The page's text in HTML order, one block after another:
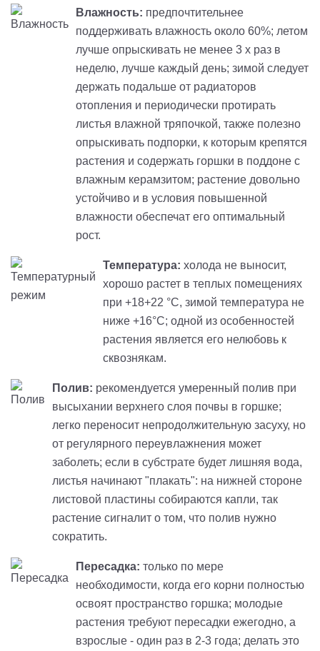
Влажность: предпочтительнее
поддерживать влажность около 60%; летом
лучше опрыскивать не менее 3 х раз в
неделю, лучше каждый день; зимой следует
держать подальше от радиаторов
отопления и периодически протирать
листья влажной тряпочкой, также полезно
опрыскивать подпорки, к которым крепятся
растения и содержать горшки в поддоне с
влажным керамзитом; растение довольно
устойчиво и в условия повышенной
влажности обеспечат его оптимальный
рост.
Температура: холода не выносит,
хорошо растет в теплых помещениях
при +18+22 °C, зимой температура не
ниже +16°C; одной из особенностей
растения является его нелюбовь к
сквознякам.
Полив: рекомендуется умеренный полив при
высыхании верхнего слоя почвы в горшке;
легко переносит непродолжительную засуху, но
от регулярного переувлажнения может
заболеть; если в субстрате будет лишняя вода,
листья начинают "плакать": на нижней стороне
листовой пластины собираются капли, так
растение сигналит о том, что полив нужно
сократить.
Пересадка: только по мере
необходимости, когда его корни полностью
освоят пространство горшка; молодые
растения требуют пересадки ежегодно, а
взрослые - один раз в 2-3 года; делать это